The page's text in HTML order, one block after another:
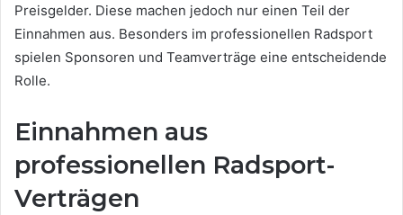
Preisgelder. Diese machen jedoch nur einen Teil der
Einnahmen aus. Besonders im professionellen Radsport
spielen Sponsoren und Teamverträge eine entscheidende
Rolle.
Einnahmen aus
professionellen Radsport-
Verträgen